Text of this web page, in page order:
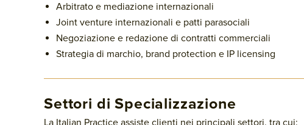
Arbitrato e mediazione internazionali
Joint venture internazionali e patti parasociali
Negoziazione e redazione di contratti commerciali
Strategia di marchio, brand protection e IP licensing
Settori di Specializzazione
La Italian Practice assiste clienti nei principali settori, tra cui: